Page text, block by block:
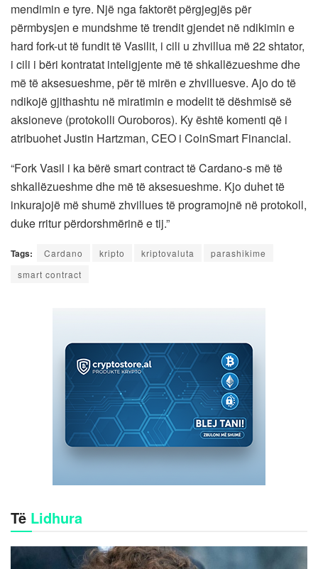
mendimin e tyre. Një nga faktorët përgjegjës për
përmbysjen e mundshme të trendit gjendet në ndikimin e
hard fork-ut të fundit të Vasilit, i cili u zhvillua më 22 shtator,
i cili i bëri kontratat inteligjente më të shkallëzueshme dhe
më të aksesueshme, për të mirën e zhvilluesve. Ajo do të
ndikojë gjithashtu në miratimin e modelit të dëshmisë së
aksioneve (protokolli Ouroboros). Ky është komenti që i
atribuohet Justin Hartzman, CEO i CoinSmart Financial.
“Fork Vasil i ka bërë smart contract të Cardano-s më të
shkallëzueshme dhe më të aksesueshme. Kjo duhet të
inkurajojë më shumë zhvillues të programojnë në protokoll,
duke rritur përdorshmërinë e tij.”
Tags: Cardano kripto kriptovaluta
parashikime
smart contract
Të Lidhura